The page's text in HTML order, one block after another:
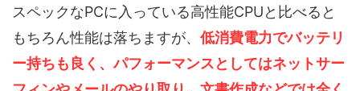
スペックなPCに入っている高性能CPUと比べると
もちろん性能は落ちますが、 低消費電力でバッテリ
ー持ちも良く、パフォーマンスとしてはネットサー